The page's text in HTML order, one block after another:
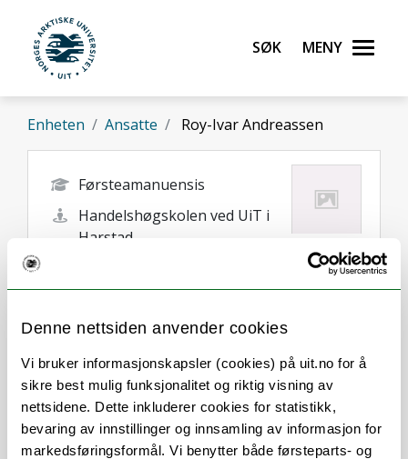
Denne nettsiden anvender cookies
Vi bruker informasjonskapsler (cookies) på uit.no for å
sikre best mulig funksjonalitet og riktig visning av
nettsidene. Dette inkluderer cookies for statistikk,
bevaring av innstillinger og innsamling av informasjon for
markedsføringsformål. Vi benytter både førsteparts- og
Gå til hovedinnhold
UiT Norges arktiske universitet
Søk Meny
Enheten Ansatte Roy-Ivar Andreassen
Førsteamanuensis
Handelshøgskolen ved UiT i
Harstad
Om
Forskning og undervisning